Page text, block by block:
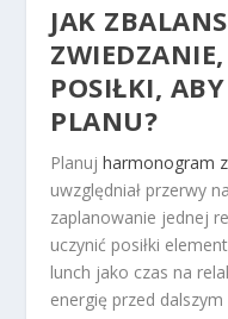
JAK
POSIŁKI,
PLANU?
Planujharmonogram
uwzględniał przerwy
zaplanowanie jednej
uczynić posiłki
lunch jako czas na
energię przed